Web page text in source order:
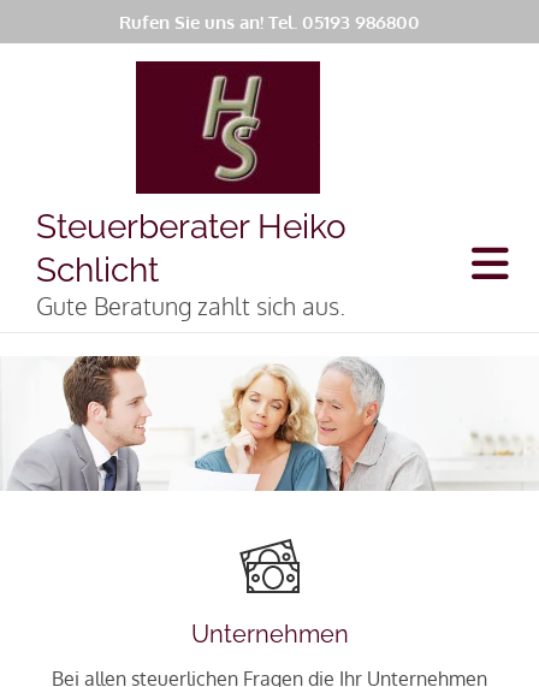
Rufen Sie uns an! Tel. 05193 986800
Steuerberater Heiko
Schlicht
Gute Beratung zahlt sich aus.
Unternehmen
Bei allen steuerlichen Fragen die Ihr Unternehmen